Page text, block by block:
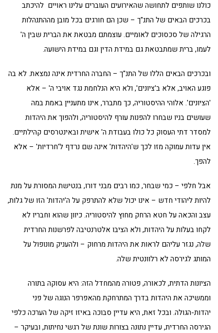
כולנו שותפים לתחושה שהאירועים העוברים עלינו ראויים להיכתב
בכרכים הבאים של התנ"ך – שכן הם חורגים בכל מובן מההתנהלות
הרגילה של סכסוכים לאומיים. עוצמתם מבטאת את הברית שבין ה'
לעמו, ברית שמתבטאת גם במידת הדין וגם במידת הישועה.
ובכרכים הבאים הללו של התנ"ך – החברה החרדית אינה נמצאת. לא בה
פוגע האויב, אלא ב'ציונים', ולא היא הנלחמת נגד אויבי ה' – אלא
'הציונים'. אלוהי ההיסטוריה, כך מתברר, אינו מתעניין באמת במה
שעושים בניו שבחרו להפנות עורף להיסטוריה, ולהפוך את היהדות
למסדר דתי העסוק כל כולו בעבודת ה' אישית ובאינטרסים קהילתיים.
אין עדות עמוקה מזו לכך ש'היהדות' אינה שם נרדף ל'חרדיות' – אלא
להפך.
אבל חלפי – כמי שבחר, כמו רבים מבני דורו, בנטישת המסורת על מנת
להיות ליהודי חדש – אינו יכול שלא להתרפק על ה'יהדות' הזו של גלות,
עצב והכאה על חטא הרחק מחוץ להיסטוריה. כיוון שהוא וחבריו לא
לקחו בעלות על היהדות, ולא הציבו אלטרנטיבה לפרשנות החרדית
שלה, נגזר עליהם לראות את היהדות מרחוק – ולהעניק מונופול על
המותג לגירסה לא רלוונטית שלה.
הציונות הדתית, לכאורה, פטורה מהמחדל הזה: היא עסוקה בתורה
וממשיכה את היהדות בדרך המתרחקת מהאפרפר הנוגה של פני
יהדות-הגולה. ובכל זאת, היא עדיין סבוכה באיזו זיקה של הערכה כלפי
הגירסה החרדית, עדיין נתונה בצורות שונת של רגשי נחיתות, ובעיקר –